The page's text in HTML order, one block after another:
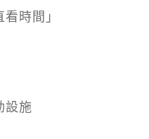
時間」
設施